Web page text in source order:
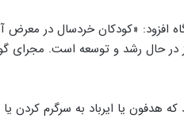
افزود: «کودکان خردسال در
در حال رشد و توسعه است.
هدفون یا ایرباد به سرگرم کردن